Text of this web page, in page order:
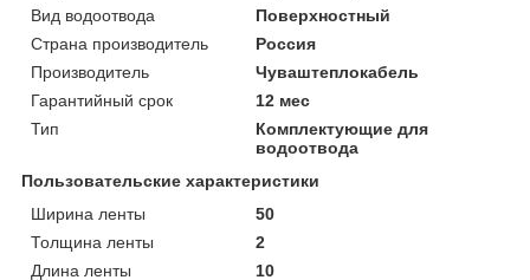
Вид водоотвода
Поверхностный
Страна производитель
Россия
Производитель
Чуваштеплокабель
Гарантийный срок
12 мес
Тип
Комплектующие для
водоотвода
Пользовательские характеристики
Ширина ленты
50
Толщина ленты
2
Длина ленты
10